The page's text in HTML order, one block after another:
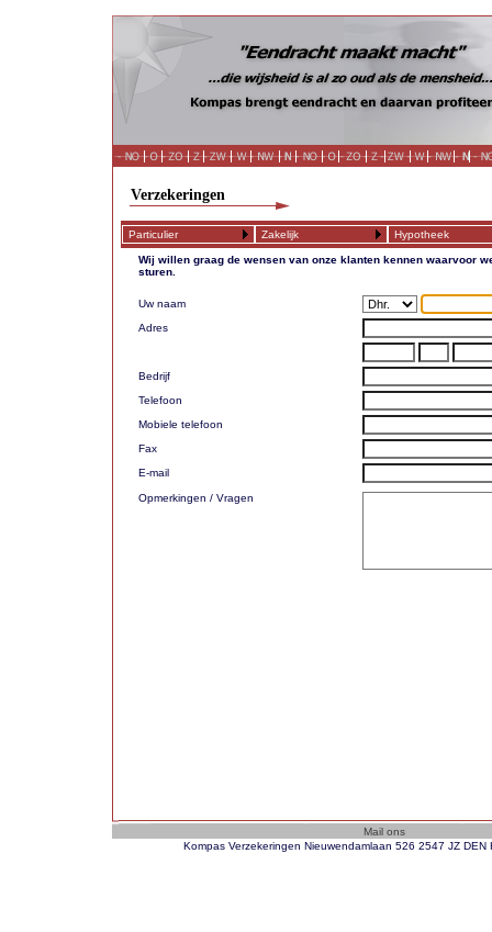
Verzekeringen
Particulier Zakelijk Hypotheek
Wij willen graag de wensen van onze klanten kennen waarvoor
sturen.
Uw naam
Adres
Bedrijf
Telefoon
Mobiele telefoon
Fax
E-mail
Opmerkingen / Vragen
Kompas Verzekeringen Nieuwendamlaan 526 2547 JZ